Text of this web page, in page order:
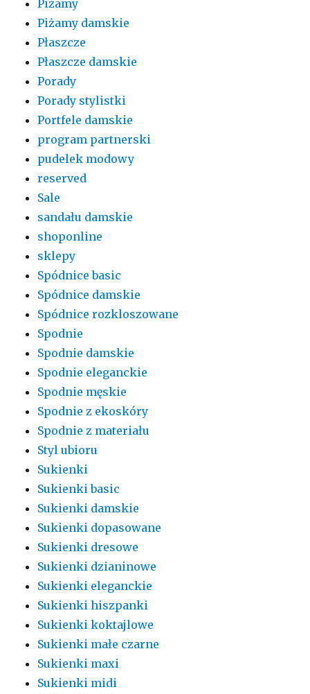
Piżamy
Piżamy damskie
Płaszcze
Płaszcze damskie
Porady
Porady stylistki
Portfele damskie
program partnerski
pudelek modowy
reserved
Sale
sandału damskie
shoponline
sklepy
Spódnice basic
Spódnice damskie
Spódnice rozkloszowane
Spodnie
Spodnie damskie
Spodnie eleganckie
Spodnie męskie
Spodnie z ekoskóry
Spodnie z materiału
Styl ubioru
Sukienki
Sukienki basic
Sukienki damskie
Sukienki dopasowane
Sukienki dresowe
Sukienki dzianinowe
Sukienki eleganckie
Sukienki hiszpanki
Sukienki koktajlowe
Sukienki małe czarne
Sukienki maxi
Sukienki midi